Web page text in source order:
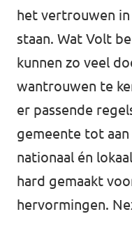
Volt Drenthe
Volt Fryslân
...alle Volt
Agenda
Word lid
Word actief
het vertrouwen
staan. Wat Volt
kunnen zo veel
wantrouwen te
er passende
gemeente tot aan
nationaal én
hard gemaakt
hervormingen.